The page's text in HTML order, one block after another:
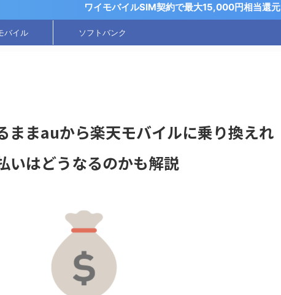
ワイモバイルSIM契約で最大15,000円相当還元
バイル ソフトバンク
ままauから楽天モバイルに乗り換えれ
いはどうなるのかも解説